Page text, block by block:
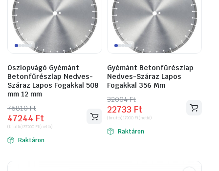
Oszlopvágó Gyémánt
Betonfűrészlap Nedves-
Száraz Lapos Fogakkal 508
mm 12 mm
76810Ft
Original
price
was:
76810 Ft.
47244 Ft
Current
price
is:
47244 Ft.
(bruttó)37200 Ft(nettó)
Raktáron
Gyémánt Betonfűrészlap
Nedves-Száraz Lapos
Fogakkal 356 Mm
32004Ft
Original
price
was:
32004 Ft.
22733 Ft
Current
price
is:
22733 Ft.
(bruttó)17900 Ft(nettó)
Raktáron